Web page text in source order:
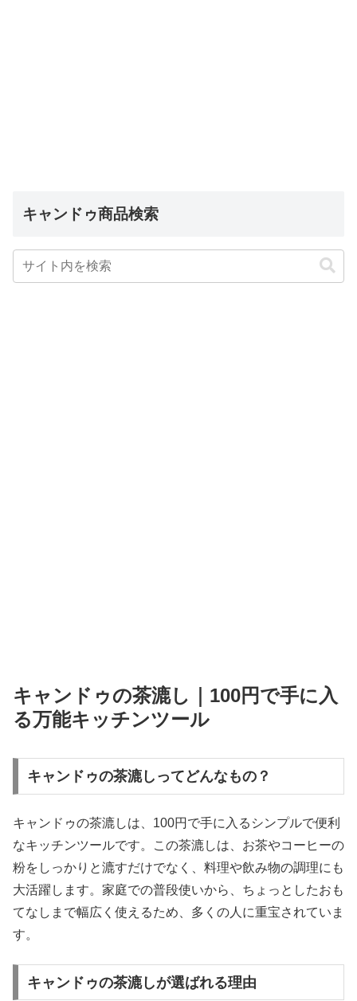
キャンドゥ商品検索
キャンドゥの茶漉し｜100円で手に入
る万能キッチンツール
キャンドゥの茶漉しってどんなもの？
キャンドゥの茶漉しは、100円で手に入るシンプルで便利
なキッチンツールです。この茶漉しは、お茶やコーヒーの
粉をしっかりと漉すだけでなく、料理や飲み物の調理にも
大活躍します。家庭での普段使いから、ちょっとしたおも
てなしまで幅広く使えるため、多くの人に重宝されていま
す。
キャンドゥの茶漉しが選ばれる理由